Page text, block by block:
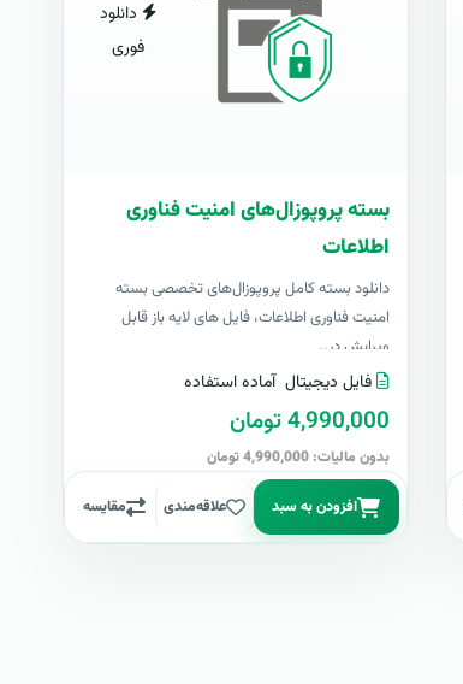
دانلود
فوری
بسته پروپوزال‌های امنیت فناوری
اطلاعات
دانلود بسته کامل پروپوزال‌های تخصصی بسته
امنیت فناوری اطلاعات، فایل های لایه باز قابل
ویرایش در..
فایل دیجیتال آماده استفاده
4,990,000 تومان
بدون مالیات: 4,990,000 تومان
افزودن به سبد علاقه‌مندی مقایسه